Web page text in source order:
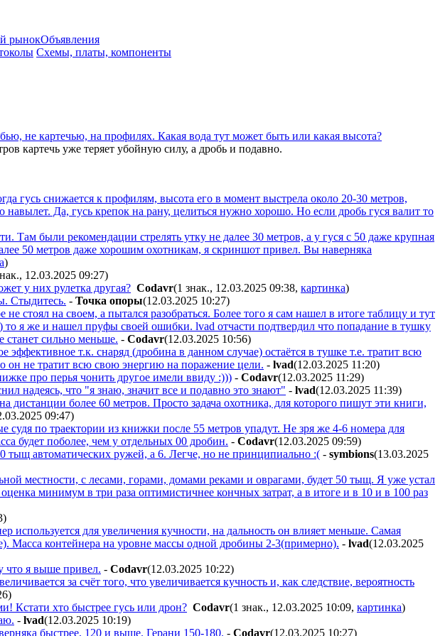
рынокОбъявления
Схемы, платы, компоненты
не картечью, на профилях. Какая вода тут может быть или какая высота?
картечь уже теряет убойную силу, а дробь и подавно.
гусь снижается к профилям, высота его в момент выстрела около 20-30 метров,
Да, гусь крепок на рану, целиться нужно хорошо. Но если дробь гуся валит то
Там были рекомендации стрелять утку не далее 30 метров, а у гуся с 50 даже крупная
50 метров даже хорошим охотникам, я скриншот привел. Вы наверняка
)
12.03.2025 09:27)
у них рулетка другая? Codavr(1 знак., 12.03.2025 09:38, картинка)
Стыдитесь. - Toчкa oпopы(12.03.2025 10:27)
стоял на своем, а пытался разобраться. Более того я сам нашел в итоге таблицу и тут
то я же и нашел пруфы своей ошибки. lvad отчасти подтвердил что попадание в тушку
сильно меньше. - Codavr(12.03.2025 10:56)
т.к. снаряд (дробина в данном случае) остаётся в тушке т.е. тратит всю
он не тратит всю свою энергию на поражение цели. - lvad(12.03.2025 11:20)
про перья чонить другое имели ввиду :))) - Codavr(12.03.2025 11:29)
надеясь, что "я знаю, значит все и подавно это знают" - lvad(12.03.2025 11:39)
дистанции более 60 метров. Просто задача охотника, для которого пишут эти книги,
09:47)
по траектории из книжки после 55 метров упадут. Не зря же 4-6 номера для
будет поболее, чем у отдельных 00 дробин. - Codavr(12.03.2025 09:59)
тыщ автоматических ружей, а 6. Легче, но не принципиально :( - symbions(13.03.2025
местности, с лесами, горами, домами реками и оврагами, будет 50 тыщ. Я уже устал
минимум в три раза оптимистичнее кончных затрат, а в итоге и в 10 и в 100 раз
)
используется для увеличения кучности, на дальность он влияет меньше. Самая
Масса контейнера на уровне массы одной дробины 2-3(примерно). - lvad(12.03.2025
что я выше привел. - Codavr(12.03.2025 10:22)
за счёт того, что увеличивается кучность и, как следствие, вероятность
)
Кстати хто быстрее гусь или дрон? Codavr(1 знак., 12.03.2025 10:09, картинка)
- lvad(12.03.2025 10:19)
быстрее, 120 и выше. Герани 150-180. - Codavr(12.03.2025 10:27)